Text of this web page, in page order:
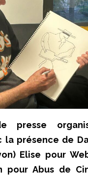
presse
la présence de
Elise pour
pour Abus de